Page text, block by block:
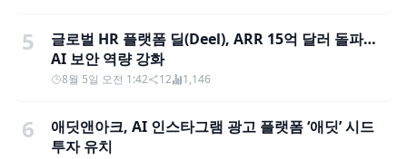
5
글로벌 HR 플랫폼 딜(Deel), ARR 15억 달러 돌파…
AI 보안 역량 강화
8월 5일 오전 1:42 12 1,146
6
애딧앤아크, AI 인스타그램 광고 플랫폼 ‘애딧’ 시드
투자 유치